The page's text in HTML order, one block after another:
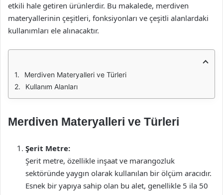
etkili hale getiren ürünlerdir. Bu makalede, merdiven
materyallerinin çeşitleri, fonksiyonları ve çeşitli alanlardaki
kullanımları ele alınacaktır.
Merdiven Materyalleri ve Türleri
Kullanım Alanları
Merdiven Materyalleri ve Türleri
Şerit Metre:
Şerit metre, özellikle inşaat ve marangozluk
sektöründe yaygın olarak kullanılan bir ölçüm aracıdır.
Esnek bir yapıya sahip olan bu alet, genellikle 5 ila 50